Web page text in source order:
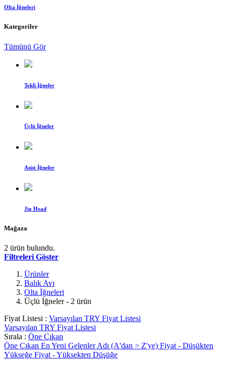
Olta İğneleri
Kategoriler
Tümünü Gör
Tekli İğneler
Üçlü İğneler
Asist İğneler
Jig Head
Mağaza
2 ürün bulundu.
Filtreleri Göster
Ürünler
Balık Avı
Olta İğneleri
Üçlü İğneler- 2 ürün
Fiyat Listesi : Varsayılan TRY Fiyat Listesi
Varsayılan TRY Fiyat Listesi
Sırala : Öne Çıkan
Öne Çıkan En Yeni GelenlerAdı (A'dan > Z'ye) Fiyat - Düşükten
Yükseğe Fiyat - Yüksekten Düşüğe